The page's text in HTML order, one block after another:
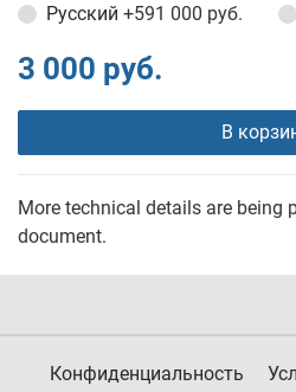
Русский +591 000 руб.
3 000 руб.
В
More technical details are being
document.
Конфиденциальность